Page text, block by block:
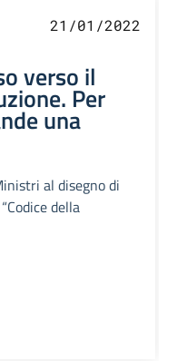
21/01/2022
verso il
Per
una
al disegno di
della